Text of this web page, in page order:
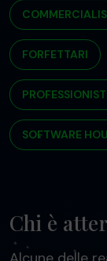
FORFETTARI
SOFTWARE
Chi è